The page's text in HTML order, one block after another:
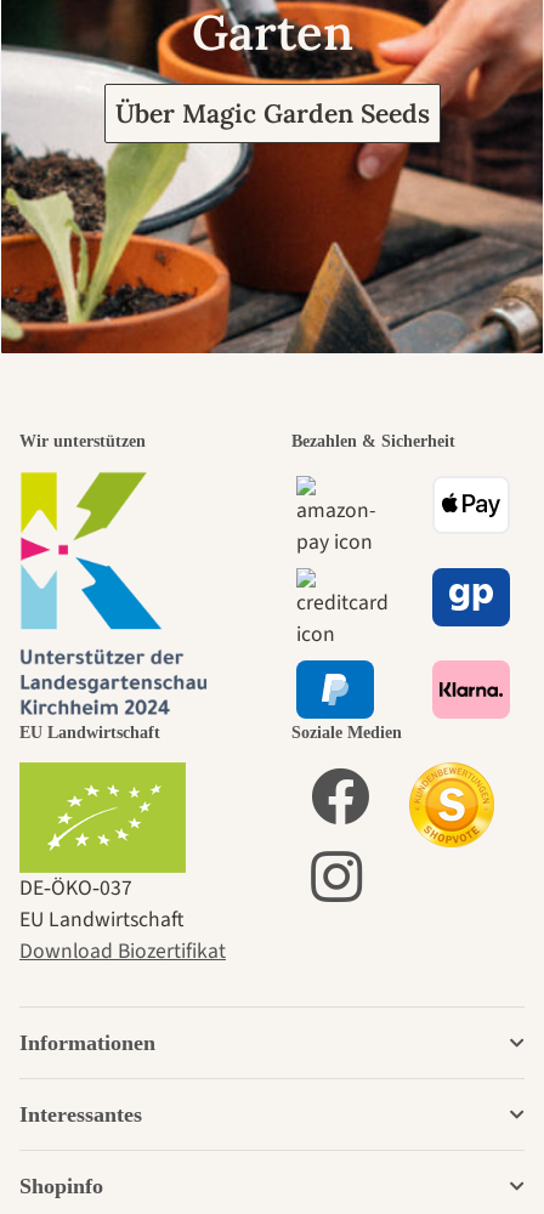
Garten
Über Magic Garden Seeds
Wir unterstützen Bezahlen & Sicherheit
EU Landwirtschaft
DE‑ÖKO‑037
EU Landwirtschaft
Download Biozertifikat
Soziale Medien
Informationen
Interessantes
Shopinfo